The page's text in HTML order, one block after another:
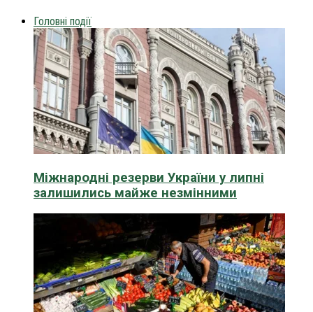
Головні події
Міжнародні резерви України у липні
залишились майже незмінними